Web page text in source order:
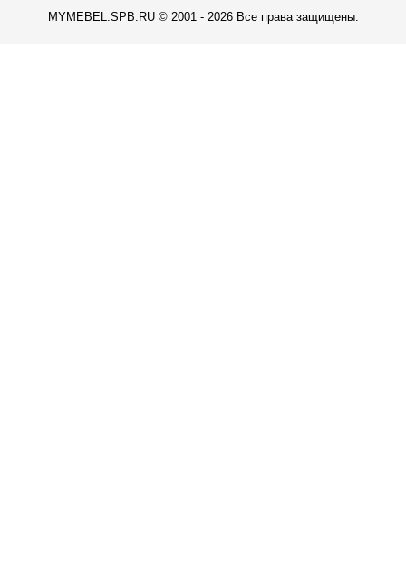
MYMEBEL.SPB.RU © 2001 - 2026 Все права защищены.